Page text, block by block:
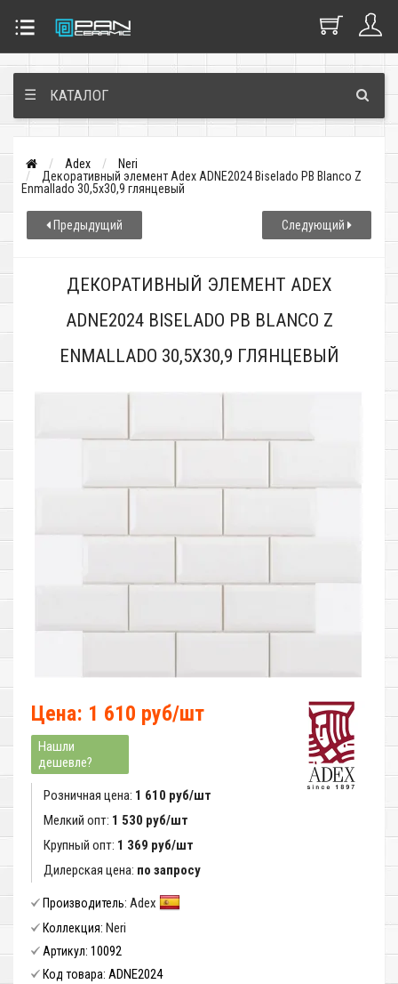
☰ КАТАЛОГ
Adex
Neri
Декоративный элемент Adex ADNE2024 Biselado PB Blanco Z
Enmallado 30,5x30,9 глянцевый
Предыдущий Следующий
ДЕКОРАТИВНЫЙ ЭЛЕМЕНТ ADEX
ADNE2024 BISELADO PB BLANCO Z
ENMALLADO 30,5X30,9 ГЛЯНЦЕВЫЙ
Цена: 1 610 руб/шт
Нашли
дешевле?
Розничная цена: 1 610 руб/шт
Мелкий опт: 1 530 руб/шт
Крупный опт: 1 369 руб/шт
Дилерская цена: по запросу
Производитель: Adex
Коллекция: Neri
Артикул: 10092
Код товара: ADNE2024